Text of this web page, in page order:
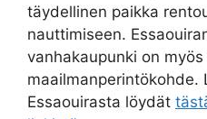
täydellinen paikka
nauttimiseen.
vanhakaupunki on myös
maailmanperintökohde.
Essaouirasta löydät